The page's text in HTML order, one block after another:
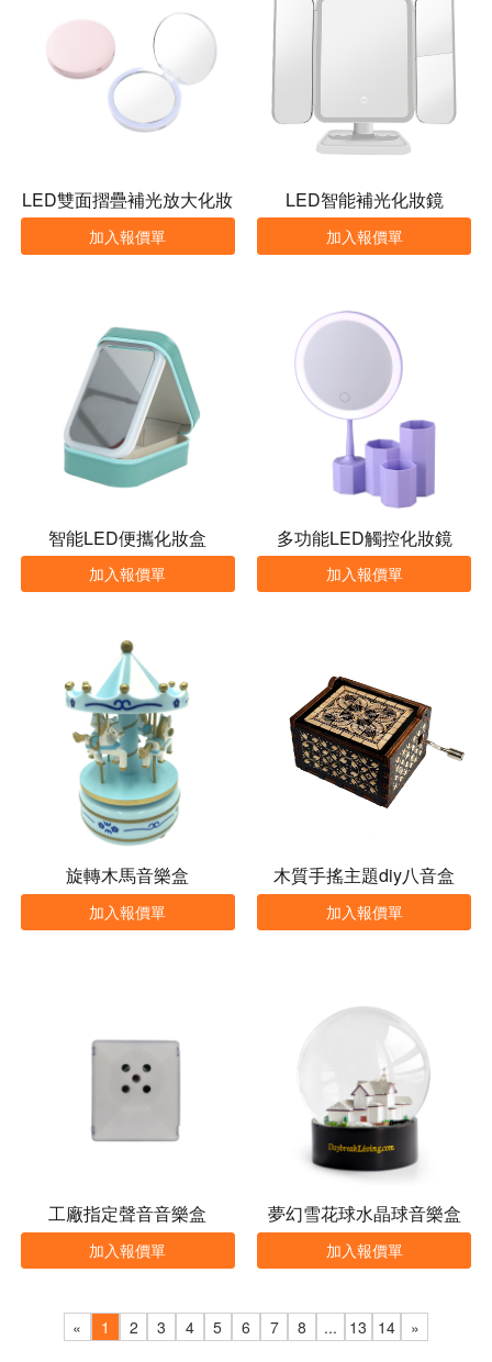
LED雙面摺疊補光放大化妝
鏡
加入報價單
LED智能補光化妝鏡
加入報價單
智能LED便攜化妝盒
加入報價單
多功能LED觸控化妝鏡
加入報價單
旋轉木馬音樂盒
加入報價單
木質手搖主題diy八音盒
加入報價單
工廠指定聲音音樂盒
加入報價單
夢幻雪花球水晶球音樂盒
加入報價單
« 1 2 3 4 5 6 7 8 ... 13 14 »